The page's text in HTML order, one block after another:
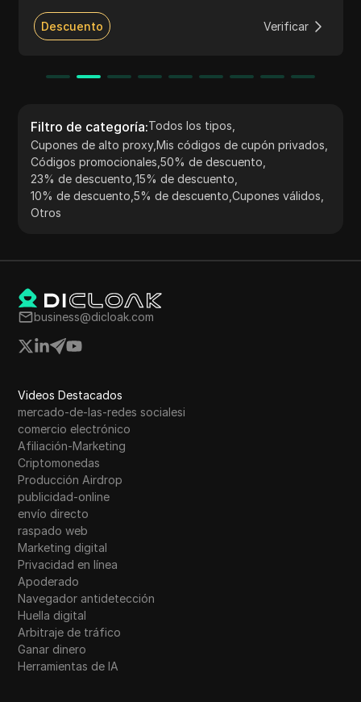
reserva de más de 12 millones de direcciones IP limpias.
Descuento Verificar
Filtro de categoría:Todos los tipos
Cupones de alto proxy,Mis códigos de cupón privados
Códigos promocionales ,50% de descuento
23% de descuento ,15% de descuento
10% de descuento ,5% de descuento ,Cupones válidos
Otros
business@dicloak.com
Videos Destacados
mercado-de-las-redes socialesi
comercio electrónico
Afiliación-Marketing
Criptomonedas
Producción Airdrop
publicidad-online
envío directo
raspado web
Marketing digital
Privacidad en línea
Apoderado
Navegador antidetección
Huella digital
Arbitraje de tráfico
Ganar dinero
Herramientas de IA